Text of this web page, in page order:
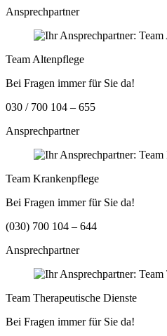
Ansprechpartner
Team Altenpflege
Bei Fragen immer für Sie da!
030 / 700 104 – 655
Ansprechpartner
Team Krankenpflege
Bei Fragen immer für Sie da!
(030) 700 104 – 644
Ansprechpartner
Team Therapeutische Dienste
Bei Fragen immer für Sie da!